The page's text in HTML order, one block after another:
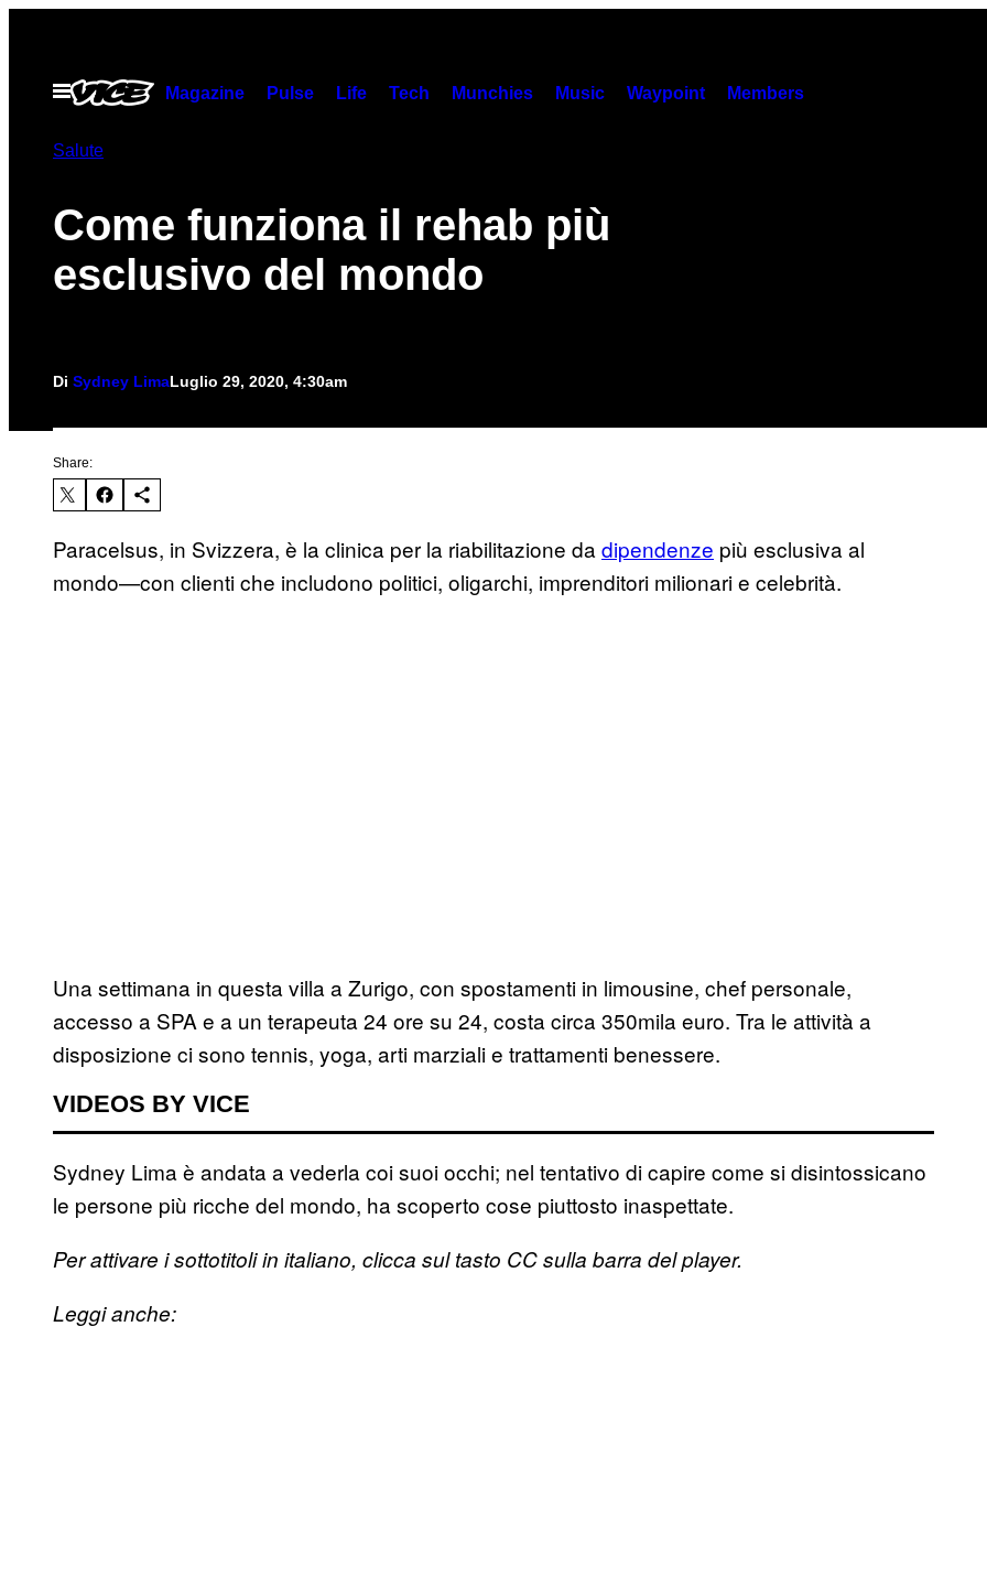
contenuto
Apri
Magazine Pulse Life Tech Munchies Music Waypoint Members
Salute
Come funziona il rehab più
esclusivo del mondo
Di Sydney LimaLuglio 29, 2020, 4:30am
Share:
Paracelsus, in Svizzera, è la clinica per la riabilitazione da dipendenze più esclusiva al
mondo—con clienti che includono politici, oligarchi, imprenditori milionari e celebrità.
Una settimana in questa villa a Zurigo, con spostamenti in limousine, chef personale,
accesso a SPA e a un terapeuta 24 ore su 24, costa circa 350mila euro. Tra le attività a
disposizione ci sono tennis, yoga, arti marziali e trattamenti benessere.
VIDEOS BY VICE
Sydney Lima è andata a vederla coi suoi occhi; nel tentativo di capire come si disintossicano
le persone più ricche del mondo, ha scoperto cose piuttosto inaspettate.
Per attivare i sottotitoli in italiano, clicca sul tasto CC sulla barra del player.
Leggi anche: